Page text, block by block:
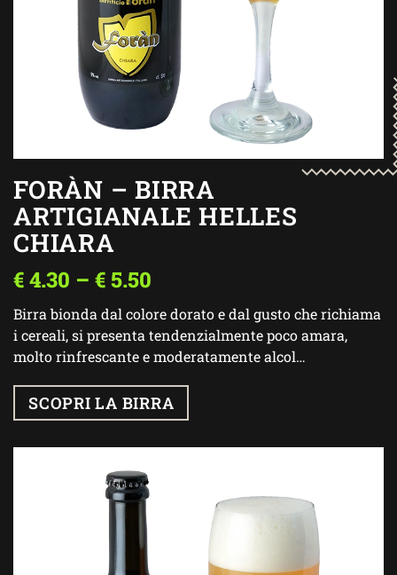
FORÀN – BIRRA
ARTIGIANALE HELLES
CHIARA
€4.30 – €5.50
Birra bionda dal colore dorato e dal gusto che richiama
i cereali, si presenta tendenzialmente poco amara,
molto rinfrescante e moderatamente alcol…
SCOPRI LA BIRRA